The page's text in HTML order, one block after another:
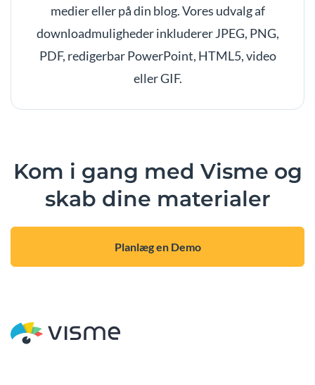
medier eller på din blog. Vores udvalg af
downloadmuligheder inkluderer JPEG, PNG,
PDF, redigerbar PowerPoint, HTML5, video
eller GIF.
Kom i gang med Visme og
skab dine materialer
Planlæg en Demo